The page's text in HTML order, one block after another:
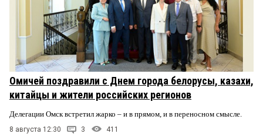
Омичей поздравили с Днем города белорусы, казахи,
китайцы и жители российских регионов
Делегации Омск встретил жарко – и в прямом, и в переносном смысле.
8 августа 12:30 3 411